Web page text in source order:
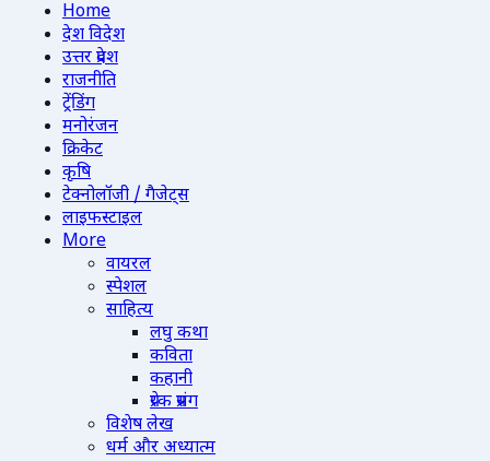
Home
देश विदेश
उत्तर प्रदेश
राजनीति
ट्रेंडिंग
मनोरंजन
क्रिकेट
कृषि
टेक्नोलॉजी / गैजेट्स
लाइफस्टाइल
More
वायरल
स्पेशल
साहित्य
लघु कथा
कविता
कहानी
प्रेरक प्रसंग
विशेष लेख
धर्म और अध्यात्म